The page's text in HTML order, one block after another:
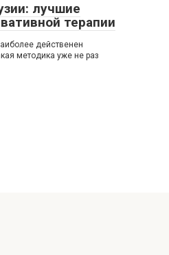
лучшие
терапии
действенен
методика уже не раз